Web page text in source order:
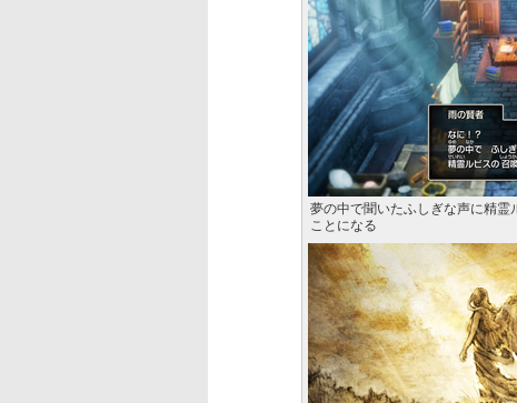
夢の中で聞いたふしぎな声に精霊
ことになる